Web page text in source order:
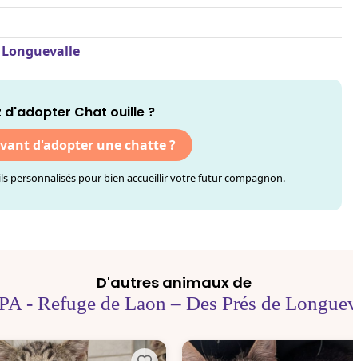
Longuevalle
d'adopter Chat ouille ?
d'adopter une chatte ?
personnalisés pour bien accueillir votre futur compagnon.
D'autres animaux de
- Refuge de Laon – Des Prés de